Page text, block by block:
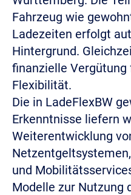
Fahrzeug wie
Ladezeiten erfolgt
Hintergrund.
finanzielle
Flexibilität.
Die in LadeFlexBW
Erkenntnisse liefern
Weiterentwicklung
und
Modelle zur Nutzung